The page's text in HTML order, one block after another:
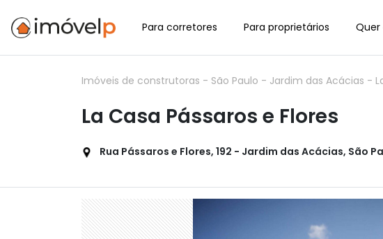
Para corretores Para proprietários
Imóveis de construtoras - São Paulo - Jardim das Acácias -
La Casa Pássaros e Flores
Rua Pássaros e Flores, 192 - Jardim das Acácias, São